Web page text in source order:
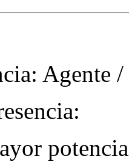
Agente